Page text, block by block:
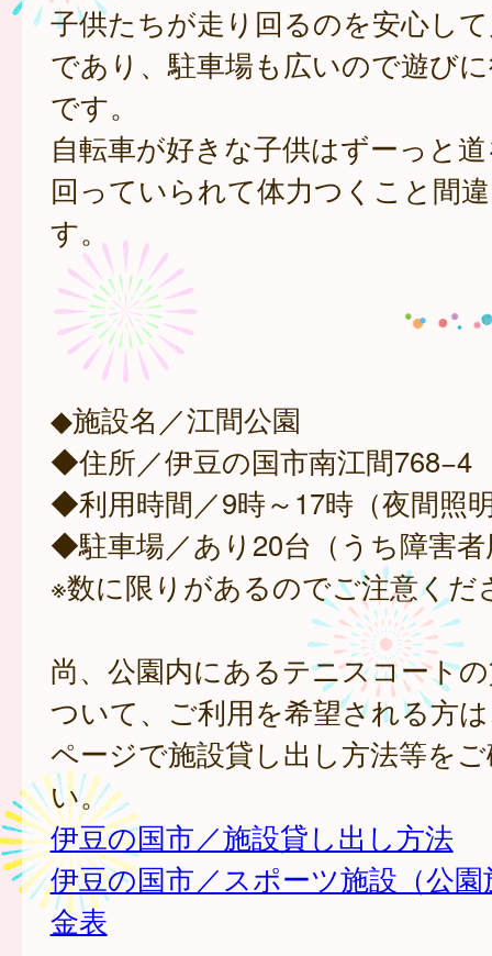
子供たちが走り回るのを安心し
であり、駐車場も広いので遊び
です。
自転車が好きな子供はずーっと
回っていられて体力つくこと間
す。
◆施設名／江間公園
◆住所／伊豆の国市南江間768−4
◆利用時間／9時～17時（夜間照
◆駐車場／あり20台（うち障害者
※数に限りがあるのでご注意くだ
尚、公園内にあるテニスコート
ついて、ご利用を希望される方
ページで施設貸し出し方法等を
い。
伊豆の国市／施設貸し出し方法
伊豆の国市／スポーツ施設（公
金表